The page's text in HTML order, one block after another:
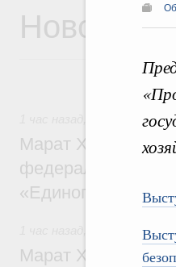
Новости
Марат Хуснуллин:
федерального
«Единого
Марат Хуснуллин: